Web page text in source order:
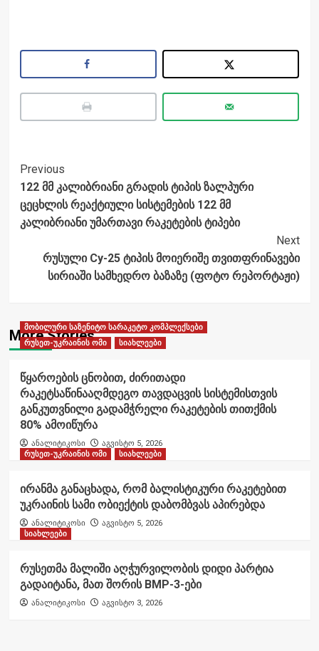
Post
Navigation
Previous
122 მმ კალიბრიანი გრადის ტიპის ზალპური
ცეცხლის რეაქტიული სისტემების 122 მმ
კალიბრიანი უმართავი რაკეტების ტიპები
Next
რუსული Cy-25 ტიპის მოიერიშე თვითფრინავები
სირიაში სამხედრო ბაზაზე (ფოტო რეპორტაჟი)
More Stories
მობილური საზენიტო სარაკეტო კომპლექსები
რუსეთ-უკრაინის ომი
სიახლეები
წყაროების ცნობით, ძირითადი
რაკეტსაწინააღმდეგო თავდაცვის სისტემისთვის
განკუთვნილი გადამჭრელი რაკეტების თითქმის
80% ამოიწურა
ანალიტიკოსი
აგვისტო 5, 2026
რუსეთ-უკრაინის ომი
სიახლეები
ირანმა განაცხადა, რომ ბალისტიკური რაკეტებით
უკრაინის სამი ობიექტის დაბომბვას აპირებდა
ანალიტიკოსი
აგვისტო 5, 2026
სიახლეები
რუსეთმა მალიში აღჭურვილობის დიდი პარტია
გადაიტანა, მათ შორის BMP-3-ები
ანალიტიკოსი აგვისტო 3, 2026